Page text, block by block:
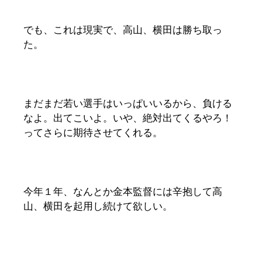
でも、これは現実で、高山、横田は勝ち取っ
た。
まだまだ若い選手はいっぱいいるから、負ける
なよ。出てこいよ。いや、絶対出てくるやろ！
ってさらに期待させてくれる。
今年１年、なんとか金本監督には辛抱して高
山、横田を起用し続けて欲しい。